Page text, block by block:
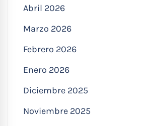
Abril 2026
Marzo 2026
Febrero 2026
Enero 2026
Diciembre 2025
Noviembre 2025